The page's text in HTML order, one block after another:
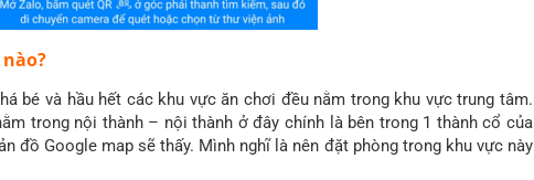
bé và hầu hết các khu vực ăn chơi đều nằm trong khu vực trung tâm.
trong nội thành – nội thành ở đây chính là bên trong 1 thành cổ của
đồ Google map sẽ thấy. Mình nghĩ là nên đặt phòng trong khu vực này